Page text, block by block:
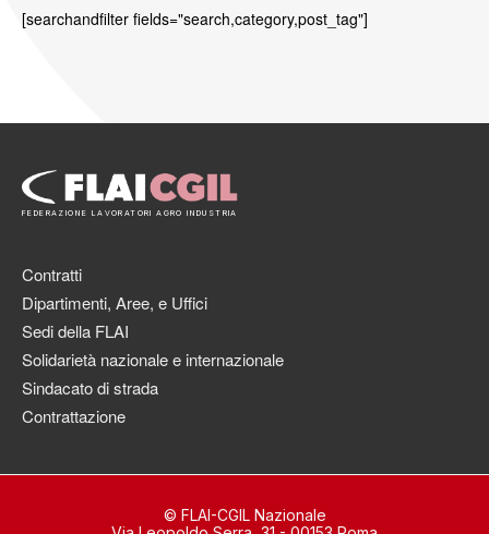
[searchandfilter fields="search,category,post_tag"]
FEDERAZIONE LAVORATORI AGRO INDUSTRIA
Contratti
Dipartimenti, Aree, e Uffici
Sedi della FLAI
Solidarietà nazionale e internazionale
Sindacato di strada
Contrattazione
© FLAI-CGIL Nazionale